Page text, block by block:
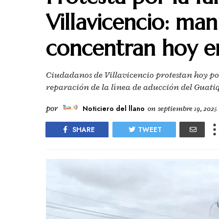
Villavicencio:
concentran hoy
Ciudadanos de Villavicencio protestan hoy
reparación de la línea de aducción del
por Noticiero del llano on septiembre 19, 2025
SHARE TWEET